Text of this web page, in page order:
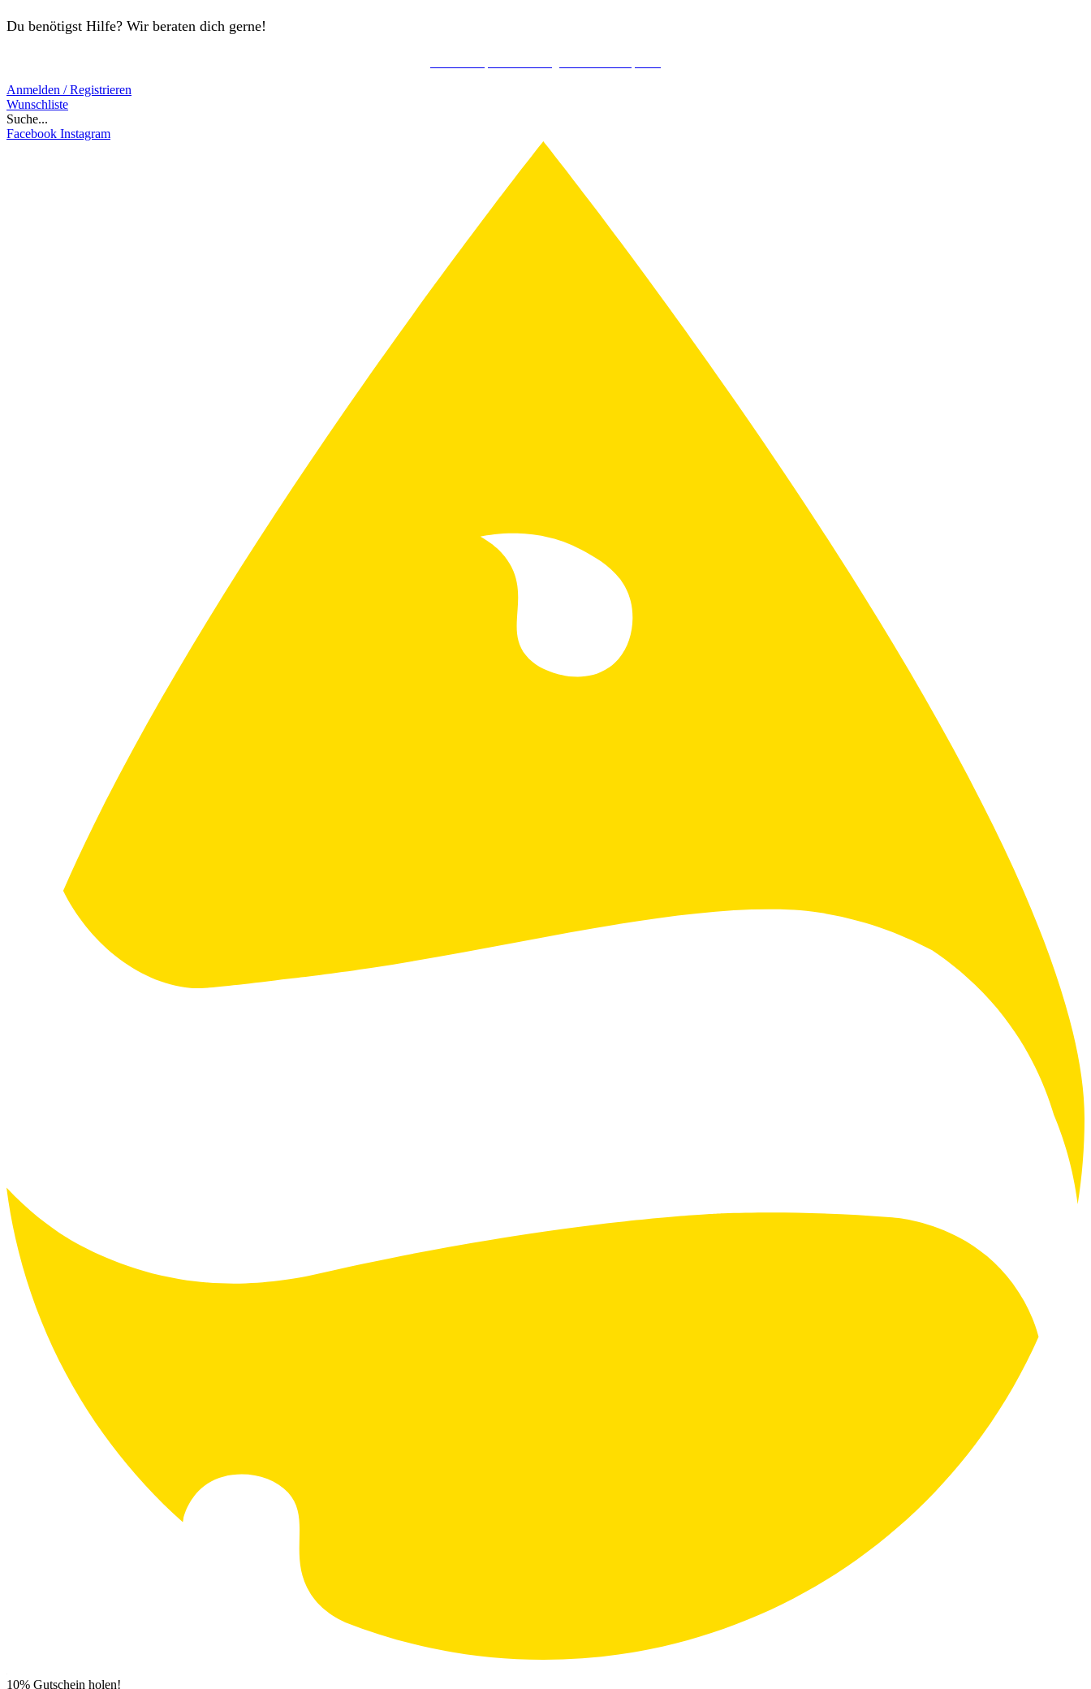
Du benötigst Hilfe? Wir beraten dich gerne!
Anmelden / Registrieren
Wunschliste
Suche...
Facebook Instagram
10% Gutschein holen!